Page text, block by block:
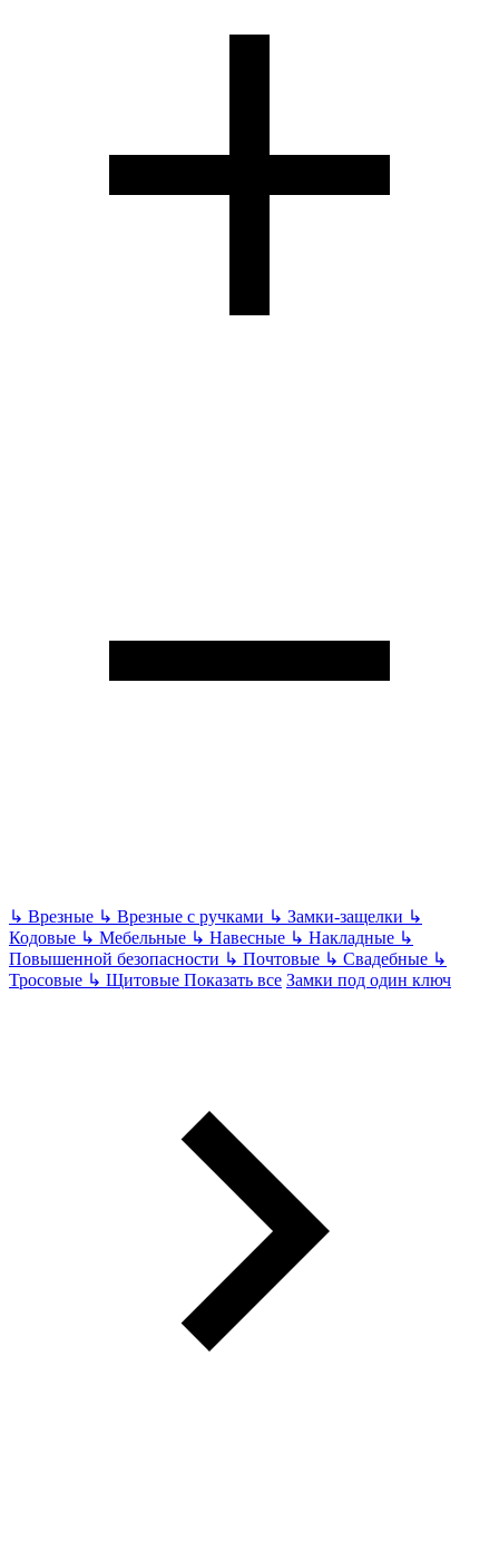
↳ Врезные ↳ Врезные с ручками ↳ Замки-защелки ↳
Кодовые ↳ Мебельные ↳ Навесные ↳ Накладные ↳
Повышенной безопасности ↳ Почтовые ↳ Свадебные ↳
Тросовые ↳ Щитовые Показать все Замки под один ключ